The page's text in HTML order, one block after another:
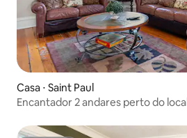
Casa ⋅ Saint Paul
Encantador 2 andares perto do local